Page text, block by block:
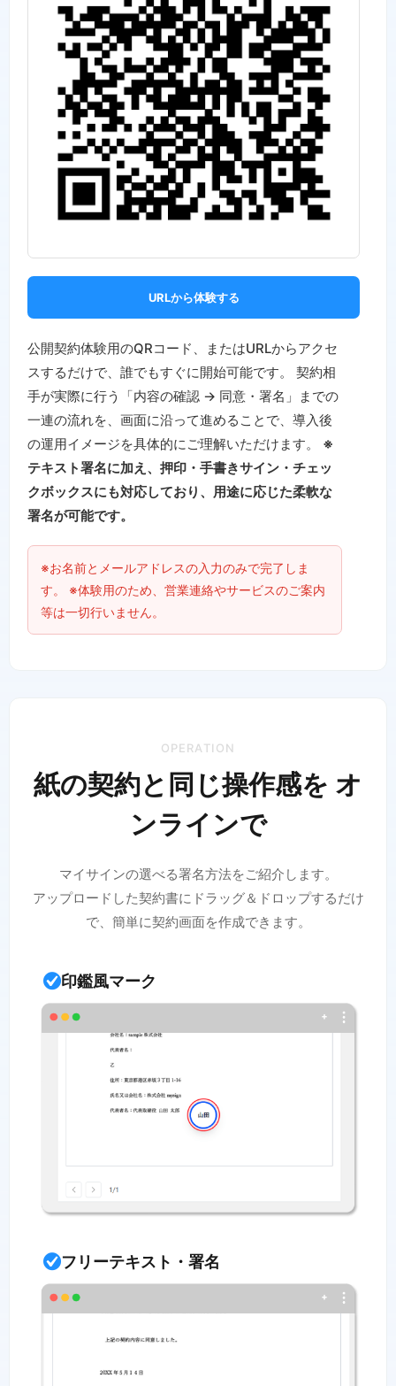
URLから体験する
公開契約体験用のQRコード、またはURLからアクセ
スするだけで、誰でもすぐに開始可能です。 契約相
手が実際に行う「内容の確認 → 同意・署名」までの
一連の流れを、画面に沿って進めることで、導入後
の運用イメージを具体的にご理解いただけます。 ※
テキスト署名に加え、押印・手書きサイン・チェッ
クボックスにも対応しており、用途に応じた柔軟な
署名が可能です。
※お名前とメールアドレスの入力のみで完了しま
す。 ※体験用のため、営業連絡やサービスのご案内
等は一切行いません。
OPERATION
紙の契約と同じ操作感を オ
ンラインで
マイサインの選べる署名方法をご紹介します。
アップロードした契約書にドラッグ＆ドロップするだけ
で、簡単に契約画面を作成できます。
印鑑風マーク
フリーテキスト・署名